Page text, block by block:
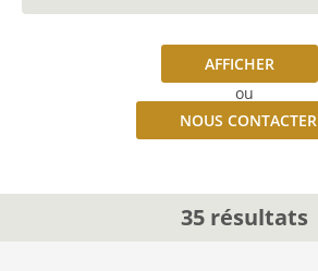
AFFICHER
ou
NOUS CONTACTER
35 résultats